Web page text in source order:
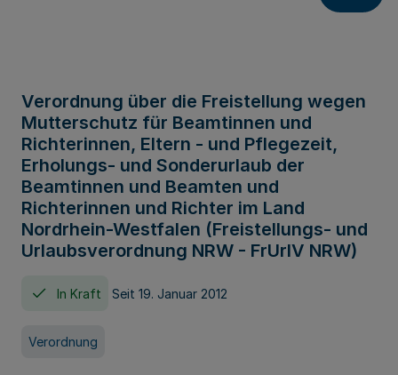
Verordnung über die Freistellung wegen
Mutterschutz für Beamtinnen und
Richterinnen, Eltern - und Pflegezeit,
Erholungs- und Sonderurlaub der
Beamtinnen und Beamten und
Richterinnen und Richter im Land
Nordrhein-Westfalen (Freistellungs- und
Urlaubsverordnung NRW - FrUrlV NRW)
In Kraft Seit 19. Januar 2012
Verordnung